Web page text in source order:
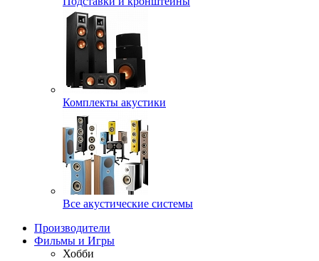
Комплекты акустики
Все акустические системы
Производители
Фильмы и Игры
Хобби